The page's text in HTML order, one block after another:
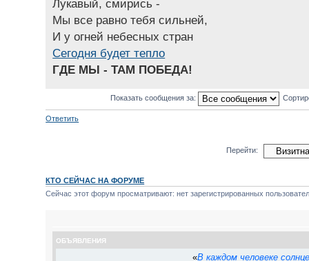
Лукавый, смирись -
Мы все равно тебя сильней,
И у огней небесных стран
Сегодня будет тепло
ГДЕ МЫ - ТАМ ПОБЕДА!
Показать сообщения за:
Ответить
Перейти:
КТО СЕЙЧАС НА ФОРУМЕ
Сейчас этот форум просматривают: нет зарегистрированных
ОБЪЯВЛЕНИЯ
«В каждом человеке